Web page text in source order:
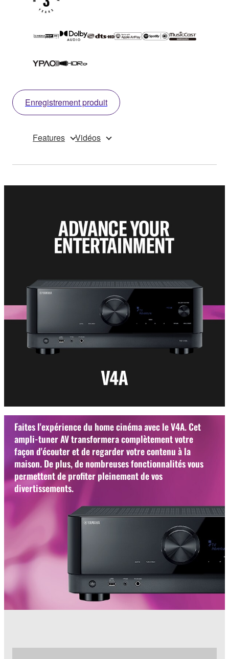
Enregistrement produit
Features Vidéos
Faites l'expérience du home cinéma avec le V4A. Cet
ampli-tuner AV transformera complètement votre
façon d'écouter et de regarder votre contenu à la
maison. De plus, de nombreuses fonctionnalités vous
permettent de profiter pleinement de vos
divertissements.